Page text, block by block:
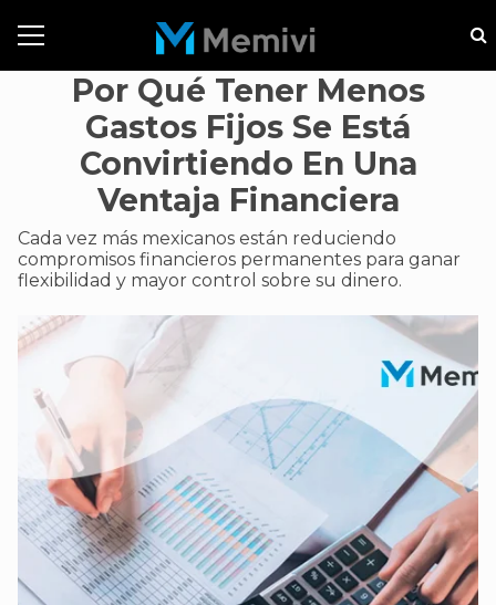
Por Qué Tener Menos
Gastos Fijos Se Está
Convirtiendo En Una
Ventaja Financiera
Cada vez más mexicanos están reduciendo
compromisos financieros permanentes para ganar
flexibilidad y mayor control sobre su dinero.